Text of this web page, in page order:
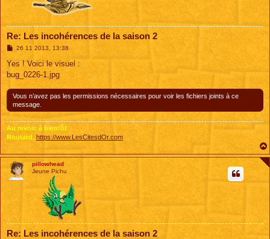
Re: Les incohérences de la saison 2
M
s
a
e
26 11 2013, 13:38
Yes ! Voici le visuel :
bug_0226-1.jpg
Vous n’avez pas les permissions nécessaires pour voir les fichiers joints à ce
message.
Au revoir, à bientôt
Routard, https://www.LesCitesdOr.com
pillowhead
Jeune Pichu
Re: Les incohérences de la saison 2